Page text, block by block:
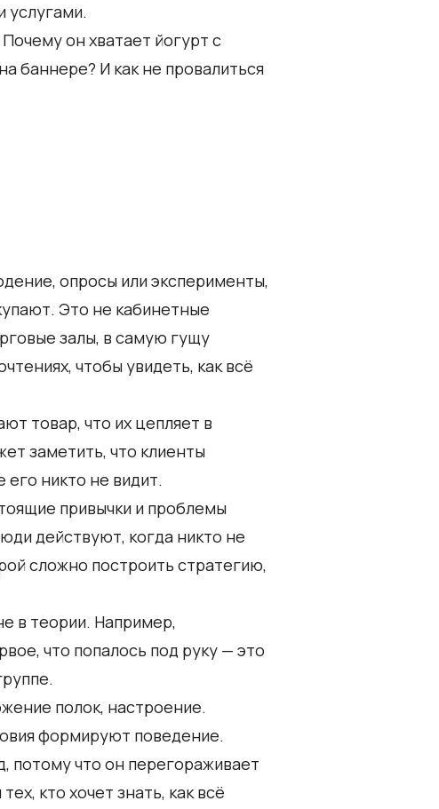
услугами.
Почему он хватает йогурт с
баннере? И как не провалиться
опросы или эксперименты,
Это не кабинетные
залы, в самую гущу
чтобы увидеть, как всё
товар, что их цепляет в
заметить, что клиенты
его никто не видит.
привычки и проблемы
действуют, когда никто не
сложно построить стратегию,
в теории. Например,
что попалось под руку — это
полок, настроение.
формируют поведение.
потому что он перегораживает
кто хочет знать, как всё